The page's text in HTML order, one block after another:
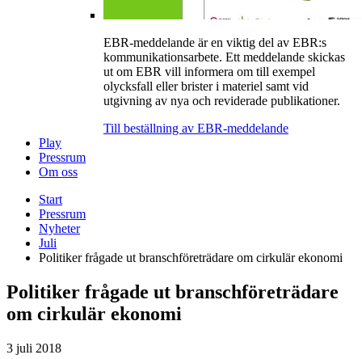
EBR-meddelande är en viktig del av EBR:s
kommunikationsarbete. Ett meddelande skickas
ut om EBR vill informera om till exempel
olycksfall eller brister i materiel samt vid
utgivning av nya och reviderade publikationer.
Till beställning av EBR-meddelande
Play
Pressrum
Om oss
Start
Pressrum
Nyheter
Juli
Politiker frågade ut branschföreträdare om cirkulär ekonomi
Politiker frågade ut branschföreträdare
om cirkulär ekonomi
3 juli 2018